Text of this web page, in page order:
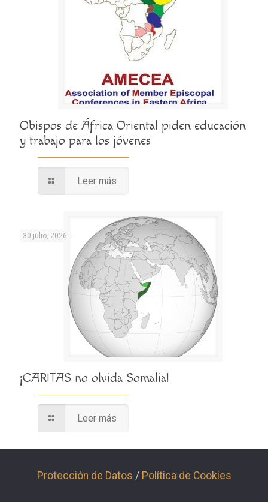
Obispos de África Oriental piden educación
y trabajo para los jóvenes
Leer más
30 julio, 2026
¡CARITAS no olvida Somalia!
Leer más
Protección de Datos / Política de Cookies